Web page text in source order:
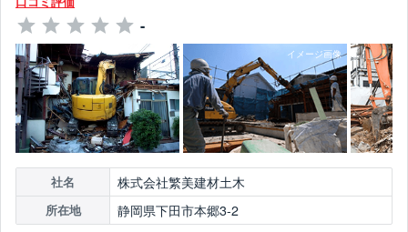
-
社名 株式会社繁美建材土木
所在地 静岡県下田市本郷3-2